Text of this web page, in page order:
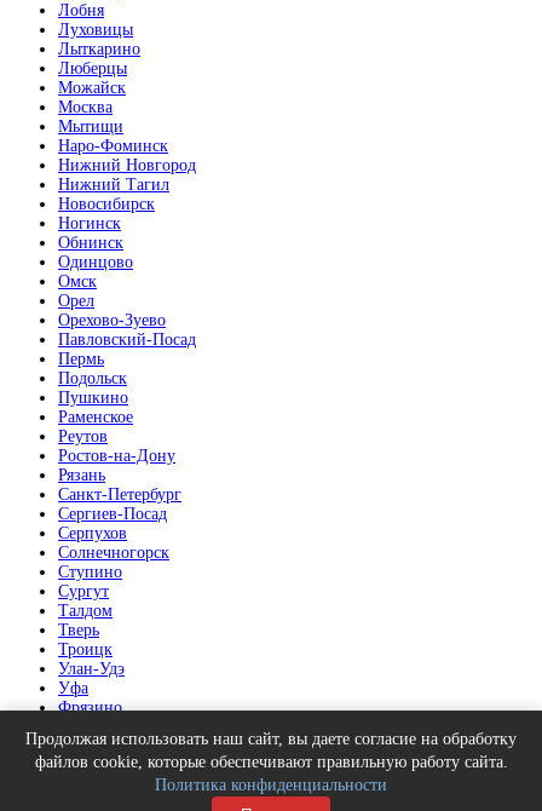
Продолжая использовать наш сайт, вы даете согласие на обработку
файлов cookie, которые обеспечивают правильную работу сайта.
Политика конфиденциальности
Лобня
Луховицы
Лыткарино
Люберцы
Можайск
Москва
Мытищи
Наро-Фоминск
Нижний Новгород
Нижний Тагил
Новосибирск
Ногинск
Обнинск
Одинцово
Омск
Орел
Орехово-Зуево
Павловский-Посад
Пермь
Подольск
Пушкино
Раменское
Реутов
Ростов-на-Дону
Рязань
Санкт-Петербург
Сергиев-Посад
Серпухов
Солнечногорск
Ступино
Сургут
Талдом
Тверь
Троицк
Улан-Удэ
Уфа
Фрязино
Челябинск
Щелково
Электрогорск